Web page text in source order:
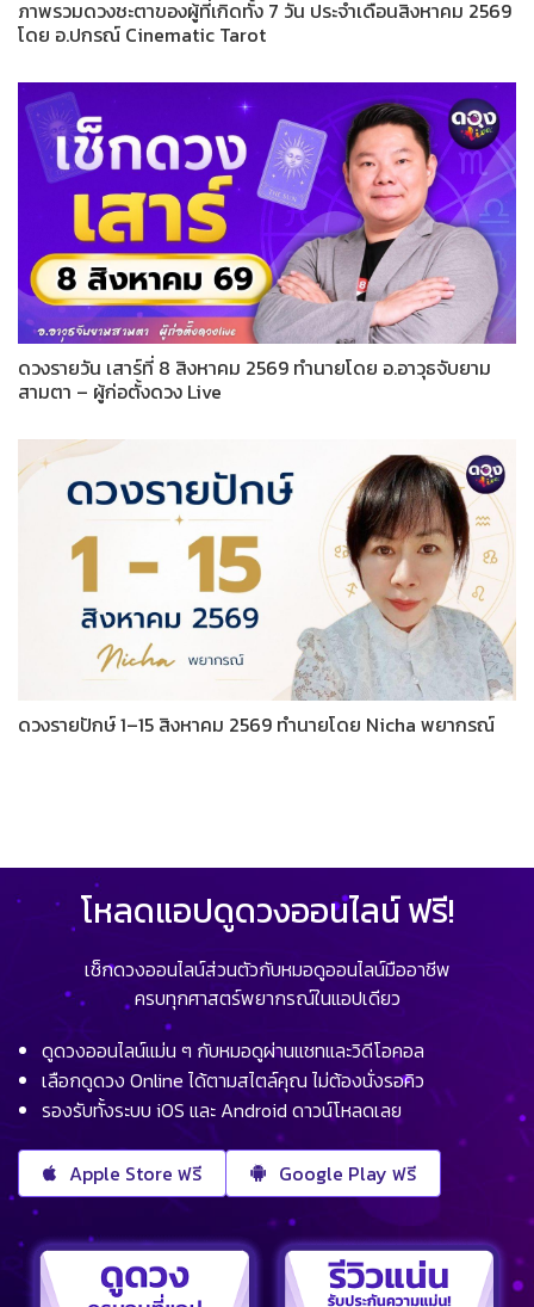
ภาพรวมดวงชะตาของผู้ที่เกิดทั้ง 7 วัน ประจำเดือนสิงหาคม 2569
โดย อ.ปกรณ์ Cinematic Tarot
ดวงรายวัน เสาร์ที่ 8 สิงหาคม 2569 ทำนายโดย อ.อาวุธจับยาม
สามตา – ผู้ก่อตั้งดวง Live
ดวงรายปักษ์ 1–15 สิงหาคม 2569 ทำนายโดย Nicha พยากรณ์
โหลดแอปดูดวงออนไลน์ ฟรี!
เช็กดวงออนไลน์ส่วนตัวกับหมอดูออนไลน์มืออาชีพ
ครบทุกศาสตร์พยากรณ์ในแอปเดียว
ดูดวงออนไลน์แม่น ๆ กับหมอดูผ่านแชทและวิดีโอคอล
เลือกดูดวง Online ได้ตามสไตล์คุณ ไม่ต้องนั่งรอคิว
รองรับทั้งระบบ iOS และ Android ดาวน์โหลดเลย
Apple Store ฟรี Google Play ฟรี